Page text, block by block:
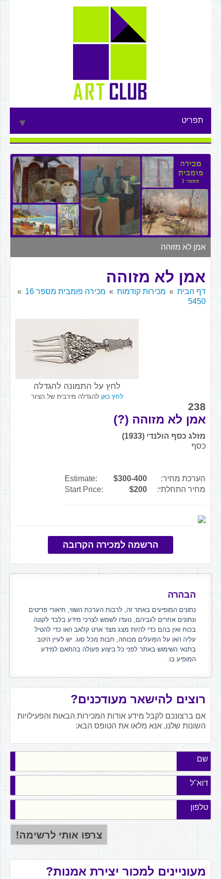
תפריט ▼
▼
▼
▼
▼
אמן לא מזוהה
אמן לא מזוהה
דף הבית מכירות קודמות
מכירה פומבית מספר 16
5450
לחץ על התמונה להגדלה
לחץ כאן להגדלה מירבית של הציור
238
אמן לא מזוהה (?)
מזלג כסף הולנדי (1933)
כסף
הערכת מחיר: $300-400
Estimate:
מחיר התחלתי:
$200
Start Price:
הרשמה למכירה הקרובה
הבהרה
נתונים המופיעים באתר זה, לרבות הערכת השווי, תיאורי פריטים
ונתונים אחרים לגביהם, נועדו לשמש לצרכי מידע בלבד לקונה
בכוח ואין בהם כדי להיות מצג מצד ארט קלאב ו/או כדי להטיל
עליה ו/או על הפועלים מכוחה, חבות מכל סוג. יש לעיין היטב
בתנאי השימוש באתר לפני כל ביצוע פעולה בהתאם למידע
המופיע בו.
רוצים להישאר מעודכנים?
אם ברצונכם לקבל מידע אודות המכירות הבאות והפעילויות
השונות שלנו, אנא מלאו את הטופס הבא:
שם
דוא"ל
טלפון
מעוניינים למכור יצירת אמנות?